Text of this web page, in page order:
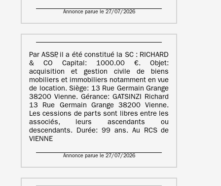
Annonce parue le 27/07/2026
Par ASSP, il a été constitué la SC : RICHARD
& CO Capital: 1000.00 €. Objet:
acquisition et gestion civile de biens
mobiliers et immobiliers notamment en vue
de location. Siège: 13 Rue Germain Grange
38200 Vienne. Gérance: GATSINZI Richard
13 Rue Germain Grange 38200 Vienne.
Les cessions de parts sont libres entre les
associés, leurs ascendants ou
descendants. Durée: 99 ans. Au RCS de
VIENNE
Annonce parue le 27/07/2026